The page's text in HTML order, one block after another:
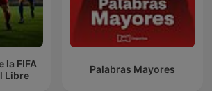
la FIFA
Libre
Palabras Mayores